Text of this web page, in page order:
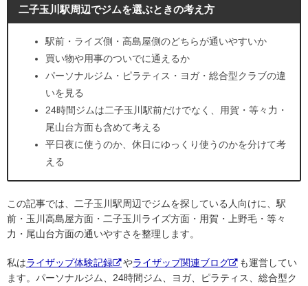
二子玉川駅周辺でジムを選ぶときの考え方
駅前・ライズ側・高島屋側のどちらが通いやすいか
買い物や用事のついでに通えるか
パーソナルジム・ピラティス・ヨガ・総合型クラブの違
いを見る
24時間ジムは二子玉川駅前だけでなく、用賀・等々力・
尾山台方面も含めて考える
平日夜に使うのか、休日にゆっくり使うのかを分けて考
える
この記事では、二子玉川駅周辺でジムを探している人向けに、駅
前・玉川高島屋方面・二子玉川ライズ方面・用賀・上野毛・等々
力・尾山台方面の通いやすさを整理します。
私はライザップ体験記録 やライザップ関連ブログ
も運営してい
ます。パーソナルジム、24時間ジム、ヨガ、ピラティス、総合型ク